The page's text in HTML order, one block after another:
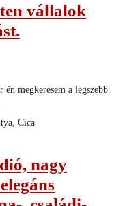
vállalok
megkeresem a legszebb
Cica
nagy